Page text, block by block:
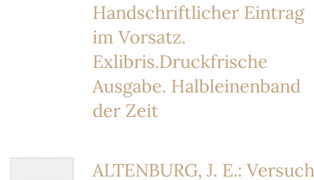
Handschriftlicher Eintrag
im Vorsatz.
Exlibris.Druckfrische
Ausgabe. Halbleinenband
der Zeit
ALTENBURG, J. E.: Versuch